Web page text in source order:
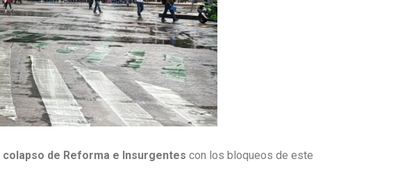
colapso de Reforma e Insurgentes con los bloqueos de este